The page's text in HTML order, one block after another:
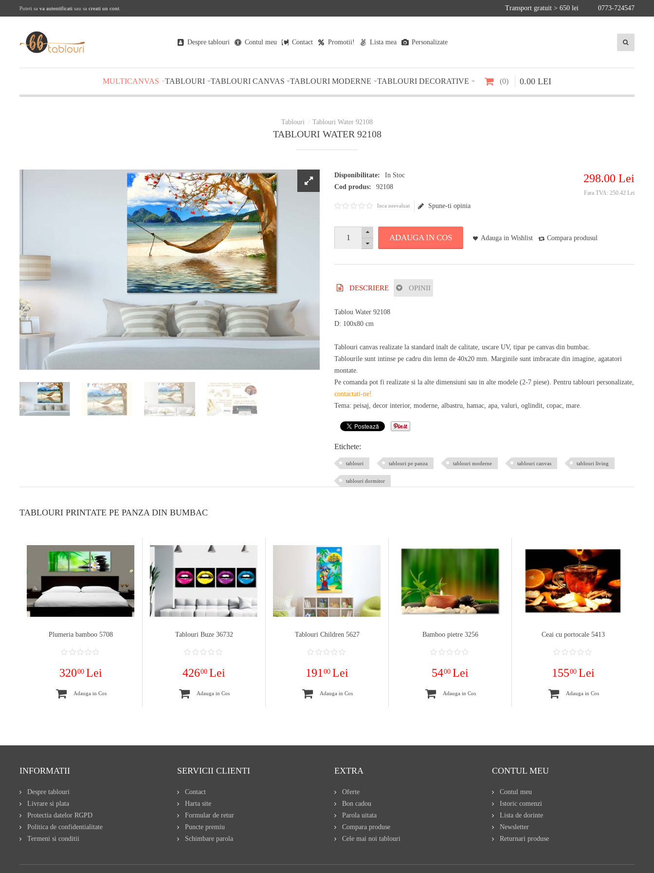
Puteti sa va autentificati sau sa creati un cont Transport gratuit > 650 lei 0773-724547
Despre tablouri Contul meu Contact Promotii! Lista mea Personalizate
MULTICANVAS TABLOURI TABLOURI CANVAS TABLOURI MODERNE TABLOURI DECORATIVE 0 0.00 LEI
Tablouri Water 92108
TABLOURI WATER 92108
Disponibilitate:
In Stoc
Cod produs:
92108
298.00 Lei
Fara TVA: 250.42 Lei
Inca neevaluat Spune-ti opinia
ADAUGA IN COS Adauga in Wishlist Compara produsul
DESCRIERE OPINII
Tablou Water 92108
D: 100x80 cm
Tablouri canvas realizate la standard inalt de calitate, uscare UV, tipar pe canvas din bumbac.
Tablourile sunt intinse pe cadru din lemn de 40x20 mm. Marginile sunt imbracate din imagine, agatatori
montate.
Pe comanda pot fi realizate si la alte dimensiuni sau in alte modele (2-7 piese). Pentru tablouri personalizate,
contactati-ne!
Tema: peisaj, decor interior, moderne, albastru, hamac, apa, valuri, oglindit, copac, mare.
Etichete:
tablouri tablouri pe panza tablouri moderne tablouri canvas tablouri living
tablouri dormitor
TABLOURI PRINTATE PE PANZA DIN BUMBAC
Plumeria bamboo 5708
32000 Lei
Adauga in Cos
Tablouri Buze 36732
42600 Lei
Adauga in Cos
Tablouri Children 5627
19100 Lei
Adauga in Cos
Bamboo pietre 3256
5400 Lei
Adauga in Cos
Ceai cu portocale 5413
15500 Lei
Adauga in Cos
INFORMATII
Despre tablouri
Livrare si plata
Protectia datelor RGPD
Politica de confidentialitate
Termeni si conditii
SERVICII CLIENTI
Contact
Harta site
Formular de retur
Puncte premiu
Schimbare parola
EXTRA
Oferte
Bon cadou
Parola uitata
Compara produse
Cele mai noi tablouri
CONTUL MEU
Contul meu
Istoric comenzi
Lista de dorinte
Newsletter
Returnari produse